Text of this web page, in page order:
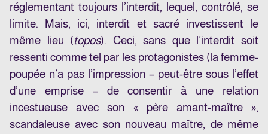
réglementant toujours l’interdit, lequel, contrôlé, se
limite. Mais, ici, interdit et sacré investissent le
même lieu (topos). Ceci, sans que l’interdit soit
ressenti comme tel par les protagonistes (la femme-
poupée n’a pas l’impression – peut-être sous l’effet
d’une emprise – de consentir à une relation
incestueuse avec son « père amant-maître »,
scandaleuse avec son nouveau maître, de même